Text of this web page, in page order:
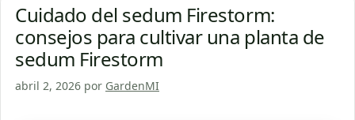
Cuidado del sedum Firestorm:
consejos para cultivar una planta de
sedum Firestorm
abril 2, 2026 por GardenMI